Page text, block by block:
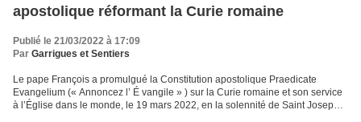
apostolique réformant la Curie romaine
Publié le 21/03/2022 à 17:09
Par Garrigues et Sentiers
Le pape François a promulgué la Constitution apostolique Praedicate
Evangelium (« Annoncez l’ É vangile » ) sur la Curie romaine et son service
à l’Église dans le monde, le 19 mars 2022, en la solennité de Saint Joseph,